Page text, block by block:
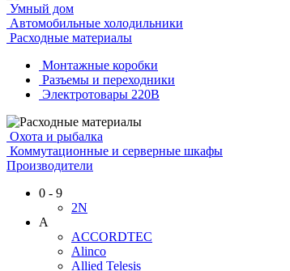
Умный дом
Автомобильные холодильники
Расходные материалы
Монтажные коробки
Разъемы и переходники
Электротовары 220В
Охота и рыбалка
Коммутационные и серверные шкафы
Производители
0 - 9
2N
A
ACCORDTEC
Alinco
Allied Telesis